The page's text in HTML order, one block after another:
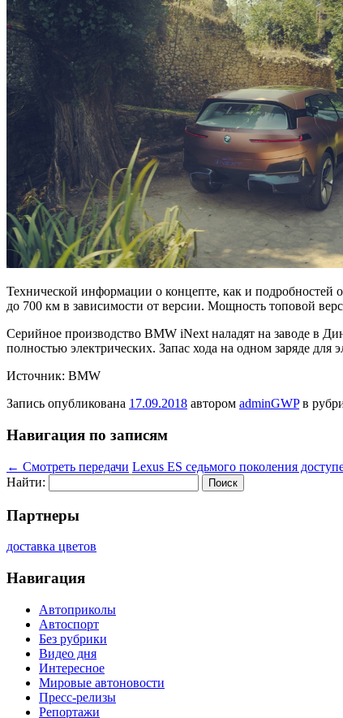
Технической информации о концепте, как и подробностей
до 700 км в зависимости от версии. Мощность топовой
Серийное производство BMW iNext наладят на заводе в
полностью электрических. Запас хода на одном заряде для
Источник: BMW
Запись опубликована 17.09.2018 автором adminGWPв
Навигация по записям
← Смотреть передачи Lexus ES седьмого поколения
Найти:
Партнеры
доставка цветов
Навигация
Автоприколы
Автоспорт
Без рубрики
Видео дня
Интересное
Мировые автоновости
Пресс-релизы
Репортажи